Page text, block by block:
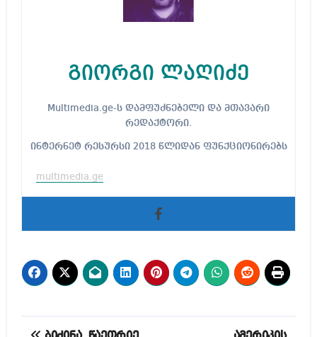
გიორგი ლაღიძე
Multimedia.ge-ს დამფუძნებელი და მთავარი
რედაქტორი.
ინტერნეტ რესურსი 2018 წლიდან ფუნქციონირებს
multimedia.ge
პოსტის